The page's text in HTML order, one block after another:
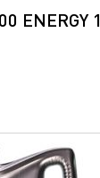
ENERGY